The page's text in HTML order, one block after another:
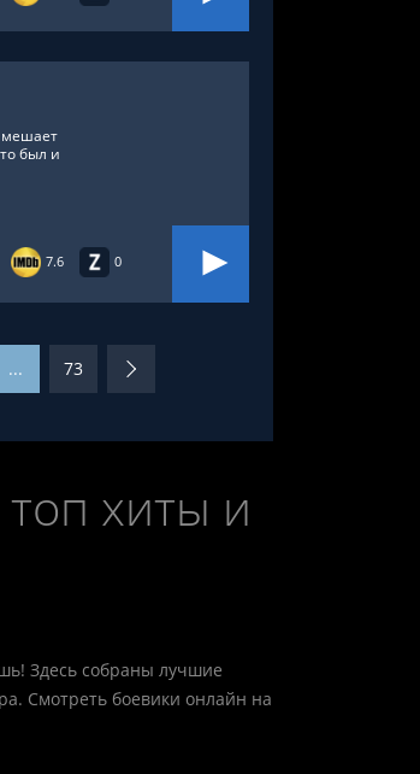
7.6 0
мешает
был и
... 73
хиты и
Здесь собраны лучшие
Смотреть боевики онлайн на